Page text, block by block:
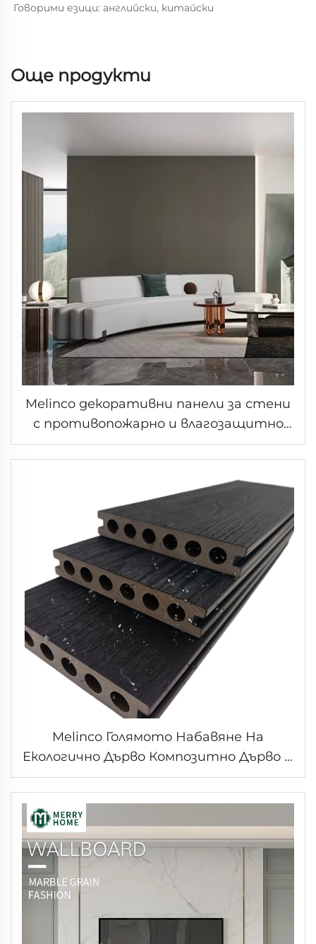
Говорими езици: английски, китайски
Още продукти
Melinco декоративни панели за стени
с противопожарно и влагозащитно
дървено покритие бърз монтаж за
хотели вили офис сгради
Melinco Голямото Набавяне На
Екологично Дърво Композитно Дърво С
Гранулирана Структура За Изградяне
На Външни WPC Подове Със Стъпки